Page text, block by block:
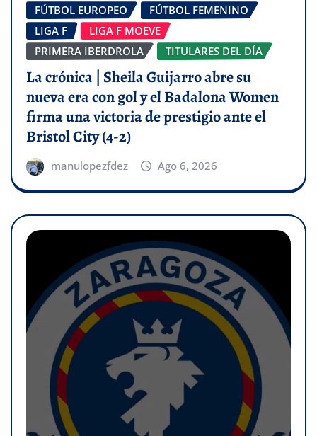
FÚTBOL EUROPEO
FÚTBOL FEMENINO
LIGA F
LIGA F MOEVE
PRIMERA IBERDROLA
TITULARES DEL DÍA
La crónica | Sheila Guijarro abre su
nueva era con gol y el Badalona Women
firma una victoria de prestigio ante el
Bristol City (4-2)
manulopezfdez Ago 6, 2026